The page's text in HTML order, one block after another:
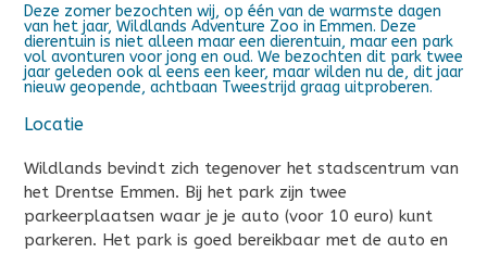
Deze zomer bezochten wij, op één van de warmste dagen
van het jaar, Wildlands Adventure Zoo in Emmen. Deze
dierentuin is niet alleen maar een dierentuin, maar een park
vol avonturen voor jong en oud. We bezochten dit park twee
jaar geleden ook al eens een keer, maar wilden nu de, dit jaar
nieuw geopende, achtbaan Tweestrijd graag uitproberen.
Locatie
Wildlands bevindt zich tegenover het stadscentrum van
het Drentse Emmen. Bij het park zijn twee
parkeerplaatsen waar je je auto (voor 10 euro) kunt
parkeren. Het park is goed bereikbaar met de auto en